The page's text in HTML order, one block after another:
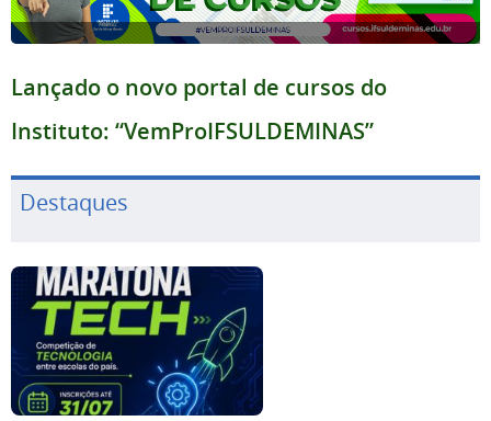
Lançado o novo portal de cursos do
Instituto: “VemProIFSULDEMINAS”
Destaques